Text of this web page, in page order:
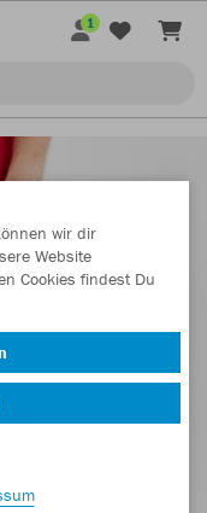
1
wir dir
Website
Cookies findest Du